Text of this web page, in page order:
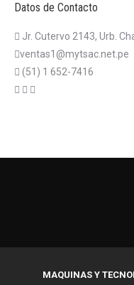
Datos de Contacto
Jr. Cutervo 2143, Urb.
ventas1@mytsac.net.pe
(51) 1 652-7416
MAQUINAS Y